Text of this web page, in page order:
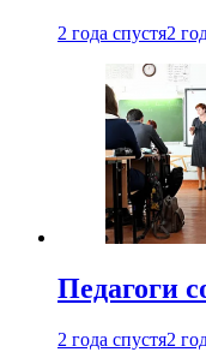
2 года спустя2
Педагоги
2 года спустя2